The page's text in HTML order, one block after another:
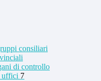
consiliari
di controllo
uffici 7